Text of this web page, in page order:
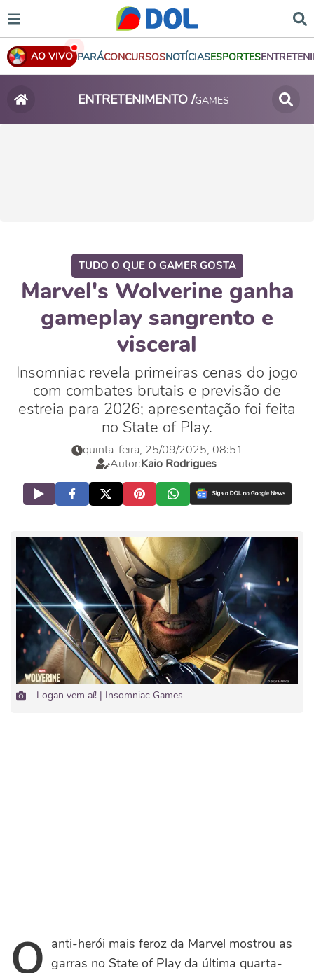
AO VIVO PARÁCONCURSOSNOTÍCIASESPORTES
ENTRETENIMENTO /GAMES
TUDO O QUE O GAMER GOSTA
Marvel's Wolverine ganha
gameplay sangrento e
visceral
Insomniac revela primeiras cenas do jogo
com combates brutais e previsão de
estreia para 2026; apresentação foi feita
no State of Play.
quinta-feira, 25/09/2025, 08:51
-
Autor:Kaio Rodrigues
Logan vem aí! | Insomniac Games
Oanti-herói mais feroz da Marvel mostrou as
garras no State of Play da última quarta-